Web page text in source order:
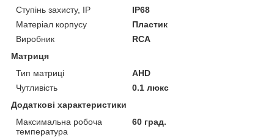
Ступінь захисту, IP
IP68
Матеріал корпусу
Пластик
Виробник
RCA
Матриця
Тип матриці
AHD
Чутливість
0.1 люкс
Додаткові характеристики
Максимальна робоча
температура
60 град.